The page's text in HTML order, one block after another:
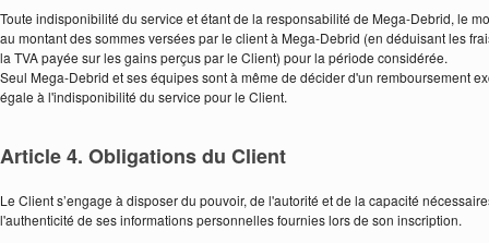
Toute indisponibilité du service et étant de la responsabilité de Mega-Debrid, le
au montant des sommes versées par le client à Mega-Debrid (en déduisant les
la TVA payée sur les gains perçus par le Client) pour la période considérée.
Seul Mega-Debrid et ses équipes sont à même de décider d'un remboursement
égale à l'indisponibilité du service pour le Client.
Article 4. Obligations du Client
Le Client s’engage à disposer du pouvoir, de l'autorité et de la capacité
l'authenticité de ses informations personnelles fournies lors de son inscription.